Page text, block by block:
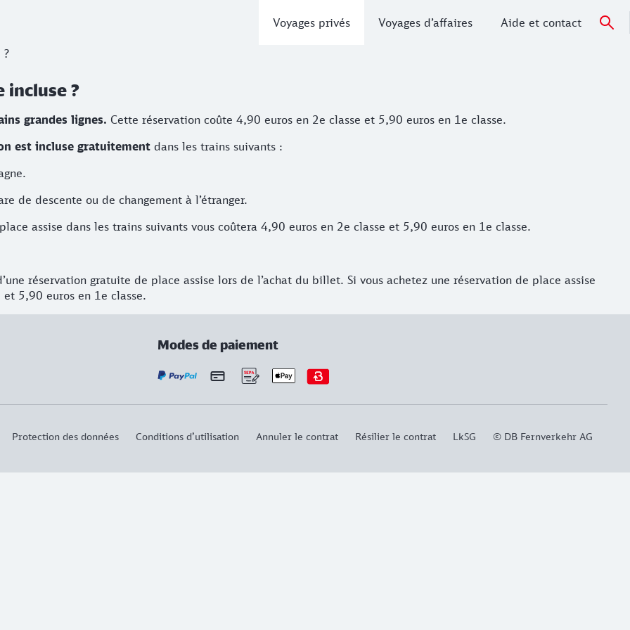
Voyages privés Voyages d’affaires Aide et contact
?
incluse ?
grandes lignes. Cette réservation coûte 4,90 euros en 2e classe et 5,90 euros en 1e classe.
est incluse gratuitement dans les trains suivants :
de descente ou de changement à l’étranger.
assise dans les trains suivants vous coûtera 4,90 euros en 2e classe et 5,90 euros en 1e classe.
réservation gratuite de place assise lors de l’achat du billet. Si vous achetez une réservation de place assise
5,90 euros en 1e classe.
Modes de paiement
Protection des données Conditions d’utilisation Annuler le contrat Résilier le contrat LkSG © DB Fernverkehr AG